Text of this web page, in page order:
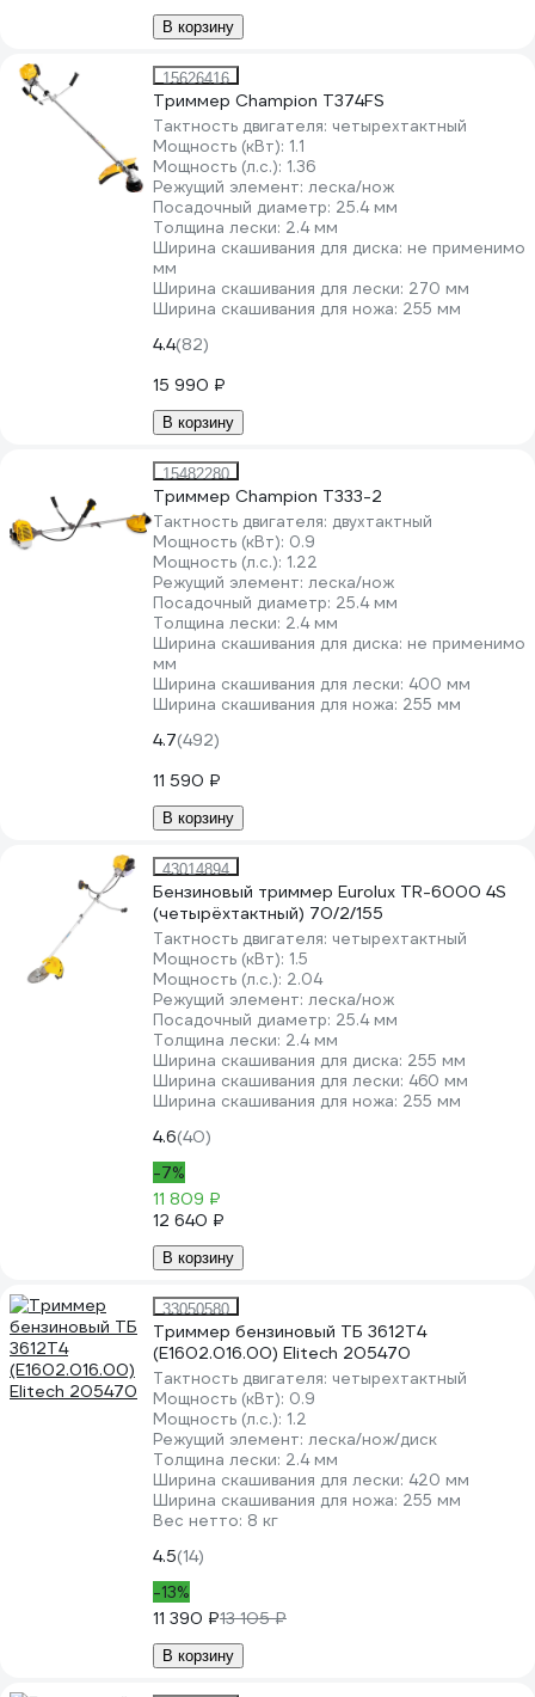
В корзину
15626416
Триммер Champion Т374FS
Тактность двигателя: четырехтактный
Мощность (кВт): 1.1
Мощность (л.с.): 1.36
Режущий элемент: леска/нож
Посадочный диаметр: 25.4 мм
Толщина лески: 2.4 мм
Ширина скашивания для диска: не применимо
мм
Ширина скашивания для лески: 270 мм
Ширина скашивания для ножа: 255 мм
4.4(82)
15 990 ₽
В корзину
15482280
Триммер Champion Т333-2
Тактность двигателя: двухтактный
Мощность (кВт): 0.9
Мощность (л.с.): 1.22
Режущий элемент: леска/нож
Посадочный диаметр: 25.4 мм
Толщина лески: 2.4 мм
Ширина скашивания для диска: не применимо
мм
Ширина скашивания для лески: 400 мм
Ширина скашивания для ножа: 255 мм
4.7(492)
11 590 ₽
В корзину
43014894
Бензиновый триммер Eurolux TR-6000 4S
(четырёхтактный) 70/2/155
Тактность двигателя: четырехтактный
Мощность (кВт): 1.5
Мощность (л.с.): 2.04
Режущий элемент: леска/нож
Посадочный диаметр: 25.4 мм
Толщина лески: 2.4 мм
Ширина скашивания для диска: 255 мм
Ширина скашивания для лески: 460 мм
Ширина скашивания для ножа: 255 мм
4.6(40)
-7%
11 809 ₽
12 640 ₽
В корзину
33050580
Триммер бензиновый ТБ 3612T4
(E1602.016.00) Elitech 205470
Тактность двигателя: четырехтактный
Мощность (кВт): 0.9
Мощность (л.с.): 1.2
Режущий элемент: леска/нож/диск
Толщина лески: 2.4 мм
Ширина скашивания для лески: 420 мм
Ширина скашивания для ножа: 255 мм
Вес нетто: 8 кг
4.5(14)
-13%
11 390 ₽13 105 ₽
В корзину